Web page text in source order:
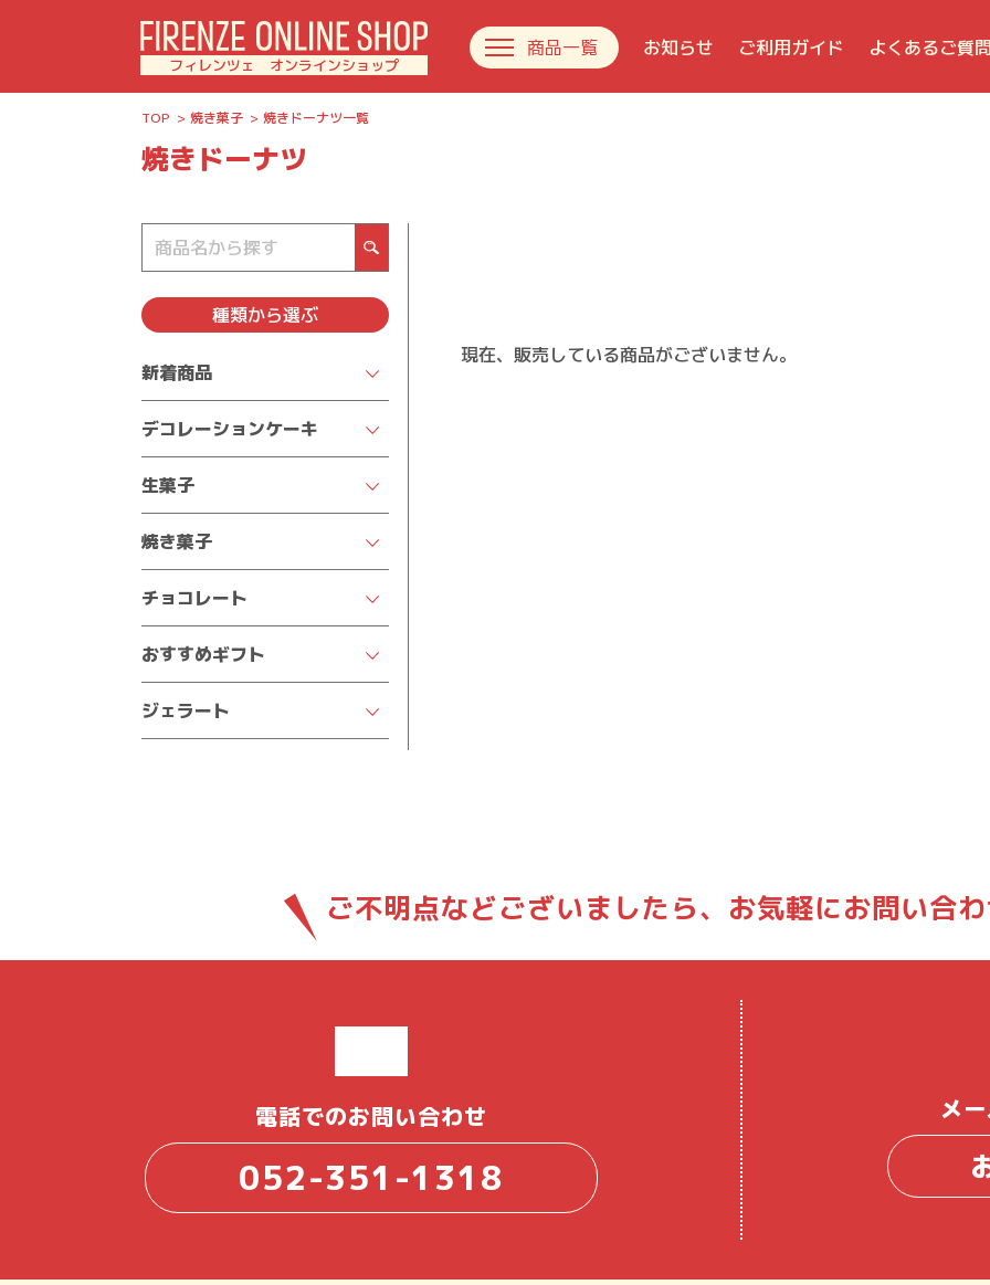
フィレンツェ オンラインショップ
商品一覧 お知らせ ご利用ガイド よくあるご質問
TOP 焼き菓子 焼きドーナツ一覧
焼きドーナツ
種類から選ぶ
新着商品
デコレーションケーキ
★人気商品を見る★
季節限定デコレーション
いちごデコレーション
チョコデコレーション
苺の王様
季節のフルーツデコレーション
サンクスデコレーション
バスクチーズケーキ
生菓子
王様のおなか
半熟ケーキ
焼き菓子
焼きドーナツ
プチフィナンシェ
バウムクーヘン
パウンドケーキ
チョコレート
ポリフェロッシェ
カフェトリノ
おすすめギフト
出産祝い
出産内祝い・お返し
ジェラート
現在、販売している商品がございません。
ご不明点などございましたら、 お気軽にお問い合
電話でのお問い合わせ
052-351-1318
メ